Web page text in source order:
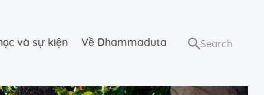
và sự kiện Về Dhammaduta